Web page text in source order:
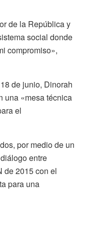
de la República y
social donde
compromiso»,
de junio, Dinorah
una «mesa técnica
el
por medio de un
entre
de 2015 con el
para una